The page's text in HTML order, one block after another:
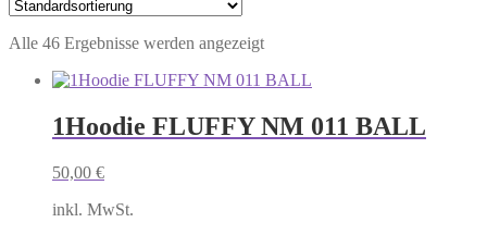
Alle 46 Ergebnisse werden angezeigt
1Hoodie FLUFFY NM 011 BALL
50,00 €
inkl. MwSt.